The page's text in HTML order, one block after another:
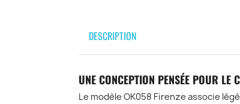
DESCRIPTION
UNE CONCEPTION PENSÉE POUR LE
Le modèle OK058 Firenze associe